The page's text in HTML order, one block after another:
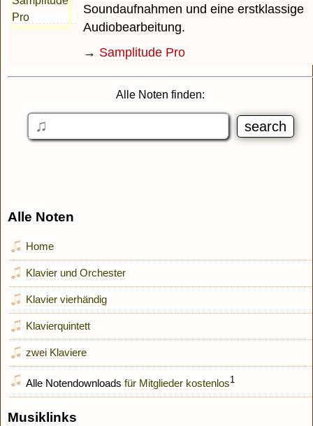
Soundaufnahmen und eine erstklassige
Audiobearbeitung.
→ Samplitude Pro
Alle Noten finden:
Alle Noten
Home
Klavier und Orchester
Klavier vierhändig
Klavierquintett
zwei Klaviere
Alle Notendownloads für Mitglieder kostenlos1
Musiklinks